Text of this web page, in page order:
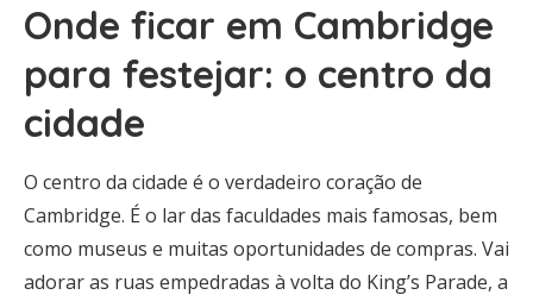
Onde ficar em Cambridge
para festejar: o centro da
cidade
O centro da cidade é o verdadeiro coração de
Cambridge. É o lar das faculdades mais famosas, bem
como museus e muitas oportunidades de compras. Vai
adorar as ruas empedradas à volta do King’s Parade, a